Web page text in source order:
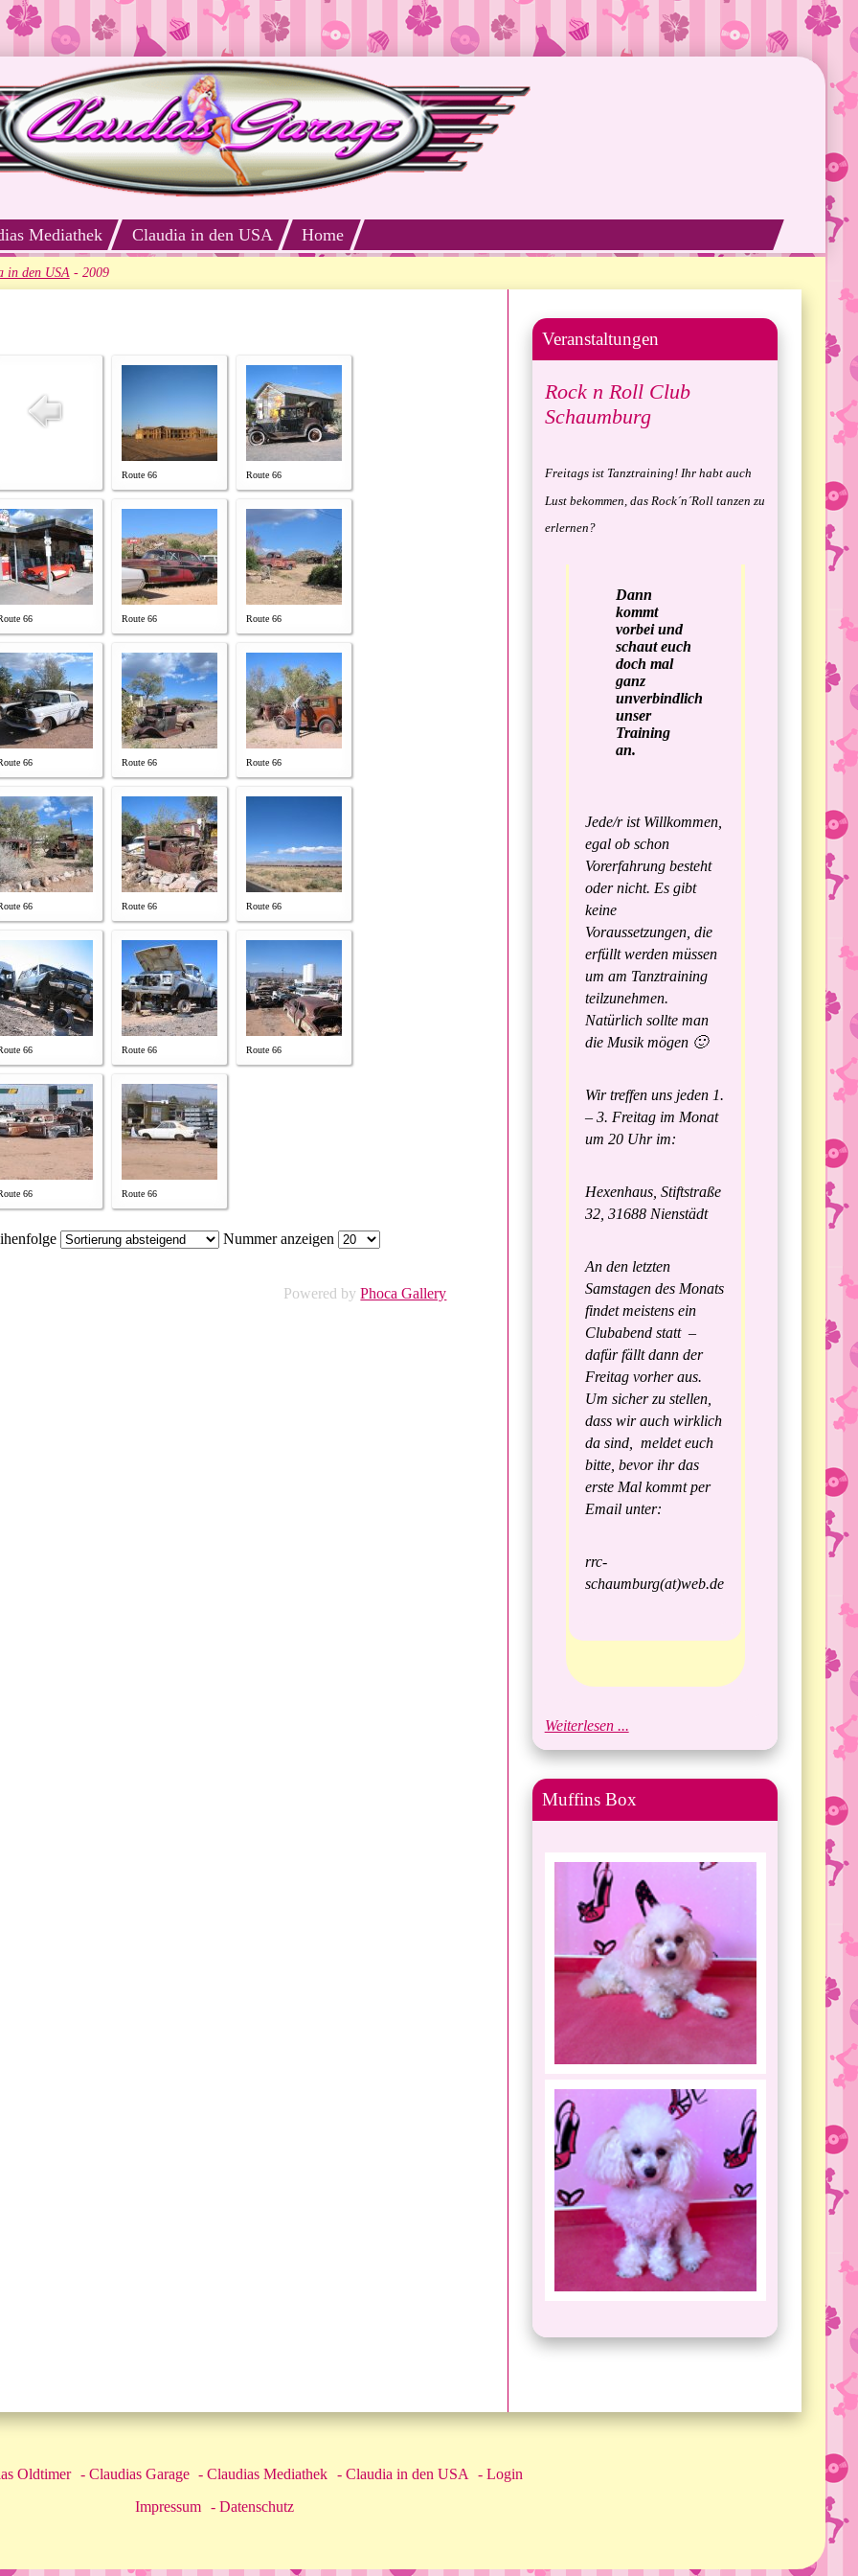
Mediathek Claudia in den USA Home
in den USA - 2009
Route 66 Route 66
66 Route 66 Route 66
66 Route 66 Route 66
66 Route 66 Route 66
66 Route 66 Route 66
66 Route 66
Nummer anzeigen
Powered byPhoca Gallery
Veranstaltungen
Rock n Roll Club
Schaumburg
Freitags ist Tanztraining! Ihr habt auch
Lust bekommen, das Rock´n´Roll tanzen zu
erlernen?
Dann
kommt
vorbei und
schaut euch
doch mal
ganz
unverbindlich
unser
Training
an.
Jede/r ist Willkommen,
egal ob schon
Vorerfahrung besteht
oder nicht. Es gibt
keine
Voraussetzungen, die
erfüllt werden müssen
um am Tanztraining
teilzunehmen.
Natürlich sollte man
die Musik mögen 🙂
Wir treffen uns jeden 1.
– 3. Freitag im Monat
um 20 Uhr im:
Hexenhaus, Stiftstraße
32, 31688 Nienstädt
An den letzten
Samstagen des Monats
findet meistens ein
Clubabend statt –
dafür fällt dann der
Freitag vorher aus.
Um sicher zu stellen,
dass wir auch wirklich
da sind, meldet euch
bitte, bevor ihr das
erste Mal kommt per
Email unter:
rrc-
schaumburg(at)web.de
Weiterlesen ...
Muffins Box
Oldtimer Claudias Garage Claudias Mediathek Claudia in den USA
Login
Impressum
Datenschutz